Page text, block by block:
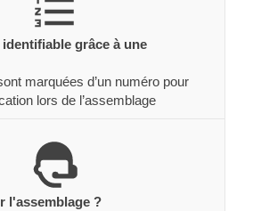
grâce à une
marquées d’un numéro pour
lors de l’assemblage
l'assemblage ?